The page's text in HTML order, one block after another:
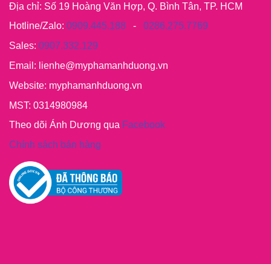
Địa chỉ: Số 19 Hoàng Văn Hợp, Q. Bình Tân, TP. HCM
Hotline/Zalo: 0909.445.188 - 0286.275.7769
Sales: 0907.332.129
Email: lienhe@myphamanhduong.vn
Website: myphamanhduong.vn
MST: 0314980984
Theo dõi Ánh Dương qua Facebook
Chính sách bán hàng